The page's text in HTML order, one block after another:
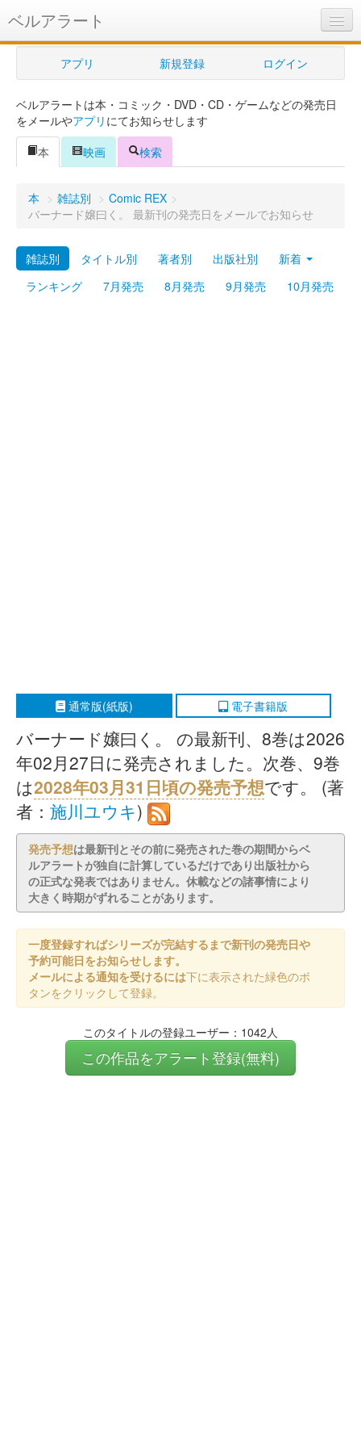
ベルアラート
ベルアラートとは
ヘルプ
新規登録
ログイン
購入管理
Myシェルフ
プレミアム
アプリ 新規登録 ログイン
ベルアラートは本・コミック・DVD・CD・ゲームなどの発売日
をメールやアプリ にてお知らせします
本
映画 検索
本 > 雑誌別 > Comic REX >
バーナード嬢曰く。 最新刊の発売日をメールでお知らせ
雑誌別 タイトル別 著者別 出版社別
新着
ランキング
7月発売 8月発売 9月発売 10月発売
通常版(紙版) 電子書籍版
バーナード嬢曰く。 の最新刊、8巻は2026
年02月27日に発売されました。次巻、9巻
は2028年03月31日頃の発売予想です。 (著
者： 施川ユウキ)
発売予想は最新刊とその前に発売された巻の期間からベ
ルアラートが独自に計算しているだけであり出版社から
の正式な発表ではありません。休載などの諸事情により
大きく時期がずれることがあります。
一度登録すればシリーズが完結するまで新刊の発売日や
予約可能日をお知らせします。
メールによる通知を受けるには下に表示された緑色のボ
タンをクリックして登録。
このタイトルの登録ユーザー：1042人
この作品をアラート登録(無料)